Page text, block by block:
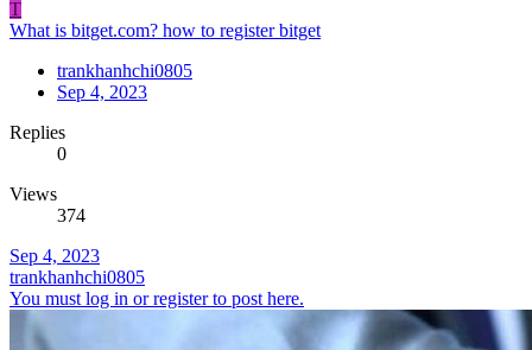
T
What is bitget.com? how to register bitget
trankhanhchi0805
Sep 4, 2023
Replies
0
Views
374
Sep 4, 2023
trankhanhchi0805
You must log in or register to post here.